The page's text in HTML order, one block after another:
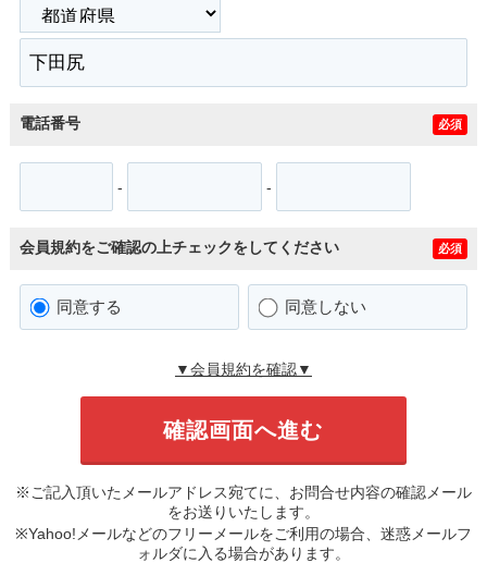
電話番号 必須
- -
会員規約をご確認の上チェックをしてください 必須
同意する 同意しない
▼会員規約を確認▼
※ご記入頂いたメールアドレス宛てに、お問合せ内容の確認メール
をお送りいたします。
※Yahoo!メールなどのフリーメールをご利用の場合、迷惑メールフ
ォルダに入る場合があります。